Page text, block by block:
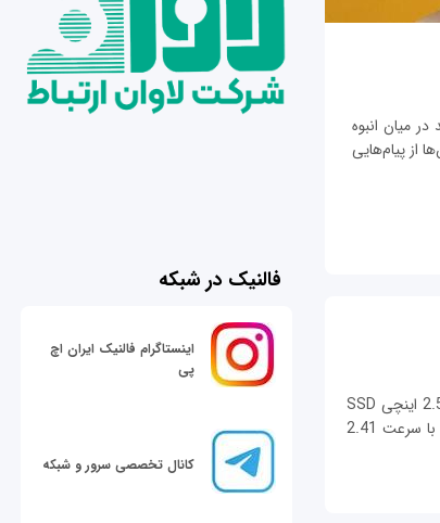
میان انبوه
از پیام‌هایی
شرکت کیونپ ذخیره‌ساز NAS چهارکشویی ویژه درایوهای 2.5 اینچی SSD
را معرفی کرد. TS-451S Turbo به پردازنده سلرون اینتل با سرعت 2.41
فالنیک در شبکه
اینستاگرام فالنیک ایران اچ
پی
کانال تخصصی سرور و شبکه